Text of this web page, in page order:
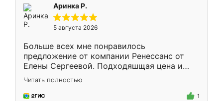
Аринка Р.
5 августа 2026
Больше всех мне понравилось
предложение от компании Ренессанс от
Елены Сергеевой. Подходяшщая цена и
короткие сроки изготовления. Приехавший
для замера сотрудник Владислав
предложил по моему эскизу самый
Читать полностью
1